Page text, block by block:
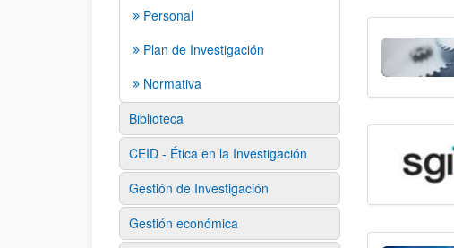
Personal
Plan de Investigación
Normativa
Biblioteca
CEID - Ética en la Investigación
Gestión de Investigación
Gestión económica